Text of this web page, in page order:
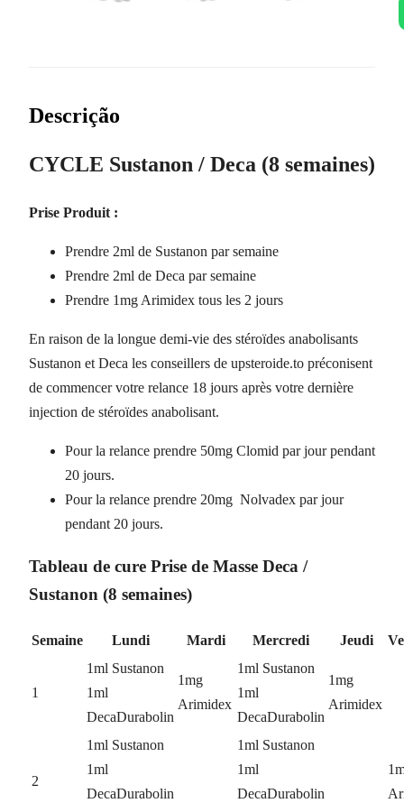
Descrição
CYCLE Sustanon / Deca (8 semaines)
Prise Produit :
Prendre 2ml de Sustanon par semaine
Prendre 2ml de Deca par semaine
Prendre 1mg Arimidex tous les 2 jours
En raison de la longue demi-vie des stéroïdes anabolisants
Sustanon et Deca les conseillers de upsteroide.to préconisent
de commencer votre relance 18 jours après votre dernière
injection de stéroïdes anabolisant.
Pour la relance prendre 50mg Clomid par jour pendant
20 jours.
Pour la relance prendre 20mg Nolvadex par jour
pendant 20 jours.
Tableau de cure Prise de Masse Deca /
Sustanon (8 semaines)
Semaine Lundi Mardi Mercredi Jeudi
1
1ml Sustanon
1ml
DecaDurabolin
1mg
Arimidex
1ml Sustanon
1ml
DecaDurabolin
1mg
Arimidex
2
1ml Sustanon
1ml
DecaDurabolin
1ml Sustanon
1ml
DecaDurabolin